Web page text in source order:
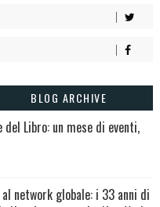
BLOG ARCHIVE
del Libro: un mese di eventi,
network globale: i 33 anni di